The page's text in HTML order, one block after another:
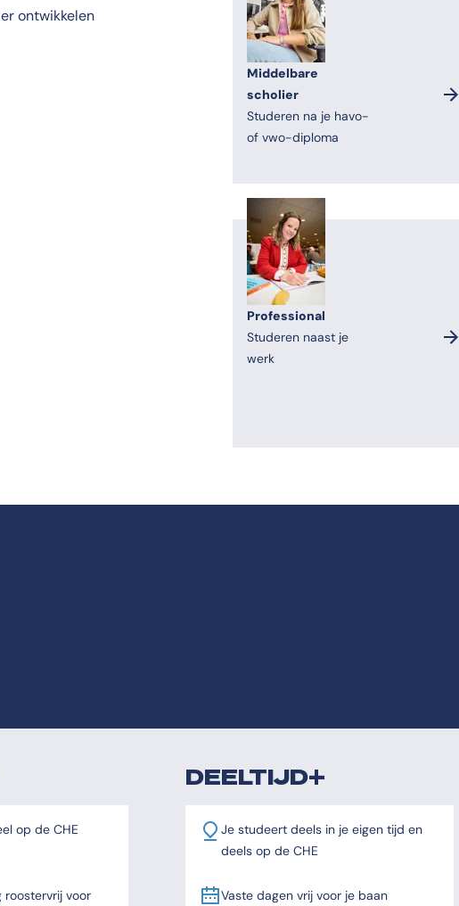
ontwikkelen
Middelbare
scholier
Studeren na je havo-
of vwo-diploma
Professional
Studeren naast je
werk
op de CHE
roostervrij voor
DEELTIJD+
Je studeert deels in je eigen tijd en
deels op de CHE
Vaste dagen vrij voor je baan